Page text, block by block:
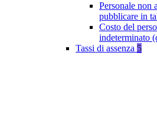
Personale non
pubblicare in
Costo del
indeterminato
Tassi di assenza 5